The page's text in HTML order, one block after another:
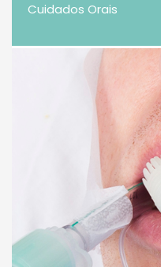
Cuidados Orais